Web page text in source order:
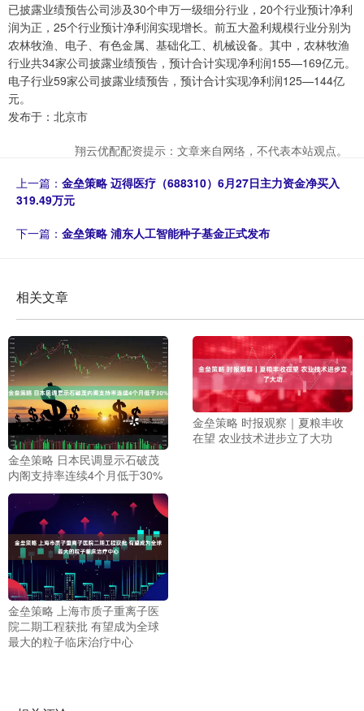
已披露业绩预告公司涉及30个申万一级细分行业，20个行业预计净利
润为正，25个行业预计净利润实现增长。前五大盈利规模行业分别为
农林牧渔、电子、有色金属、基础化工、机械设备。其中，农林牧渔
行业共34家公司披露业绩预告，预计合计实现净利润155—169亿元。
电子行业59家公司披露业绩预告，预计合计实现净利润125—144亿
元。
发布于：北京市
翔云优配配资提示：文章来自网络，不代表本站观点。
上一篇： 金垒策略 迈得医疗（688310）6月27日主力资金净买入
319.49万元
下一篇： 金垒策略 浦东人工智能种子基金正式发布
相关文章
金垒策略 日本民调显示石破茂
内阁支持率连续4个月低于30%
金垒策略 时报观察｜夏粮丰收
在望 农业技术进步立了大功
金垒策略 上海市质子重离子医
院二期工程获批 有望成为全球
最大的粒子临床治疗中心